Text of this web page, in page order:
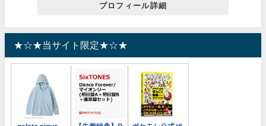
プロフィール詳細
★☆★当サイト限定★☆★